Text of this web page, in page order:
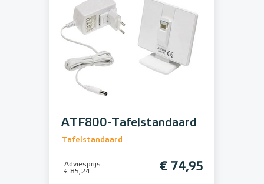
ATF800-Tafelstandaard
Tafelstandaard
Adviesprijs
€ 85,24
€ 74,95